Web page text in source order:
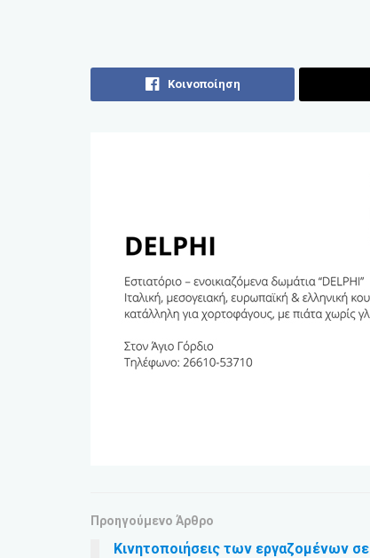
Κοινοποίηση
Προηγούμενο Άρθρο
Κινητοποιήσεις των εργαζομένων σε